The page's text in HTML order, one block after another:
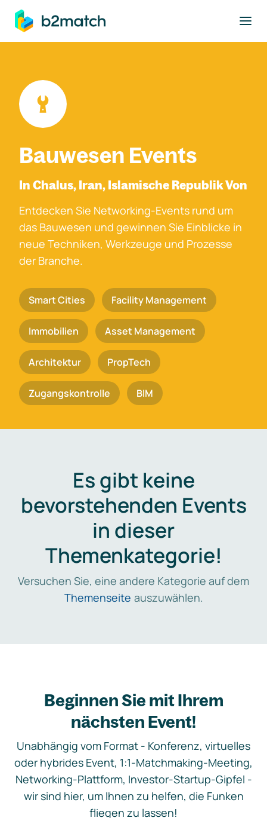
springen
Bauwesen Events
In Chalus, Iran, Islamische Republik Von
Entdecken Sie Networking-Events rund um
das Bauwesen und gewinnen Sie Einblicke in
neue Techniken, Werkzeuge und Prozesse
der Branche.
Smart Cities Facility Management
Immobilien Asset Management
Architektur PropTech
Zugangskontrolle BIM
Es gibt keine
bevorstehenden Events
in dieser
Themenkategorie!
Versuchen Sie, eine andere Kategorie auf dem
Themenseite auszuwählen.
Beginnen Sie mit Ihrem
nächsten Event!
Unabhängig vom Format - Konferenz, virtuelles
oder hybrides Event, 1:1-Matchmaking-Meeting,
Networking-Plattform, Investor-Startup-Gipfel -
wir sind hier, um Ihnen zu helfen, die Funken
fliegen zu lassen!